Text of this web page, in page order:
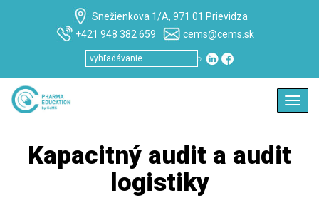
Snežienkova 1/A, 971 01 Prievidza
+421 948 382 659
cems@cems.sk
⌕
Kapacitný audit a audit
logistiky